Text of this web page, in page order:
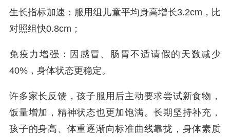
生长指标加速：服用组儿童平均身高增长3.2cm，比
对照组快0.8cm；
免疫力增强：因感冒、肠胃不适请假的天数减少
40%，身体状态更稳定。
许多家长反馈，孩子服用后主动要求尝试新食物，
饭量增加，精神状态也更加饱满。长期坚持补充，
孩子的身高、体重逐渐向标准曲线靠拢，身体素质